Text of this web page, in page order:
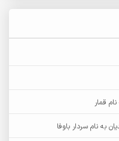
آرش مستشیری
آرش نظری
قمار
به نام سردار باوفا